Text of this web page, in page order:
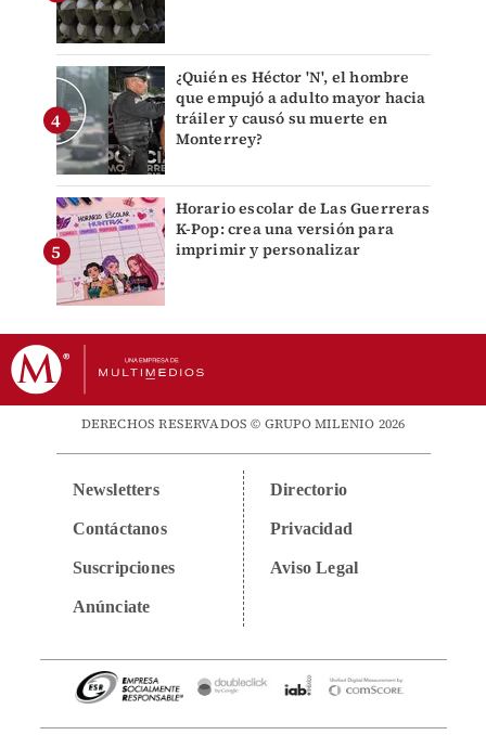
¿Quién es Héctor 'N', el hombre
que empujó a adulto mayor hacia
tráiler y causó su muerte en
Monterrey?
Horario escolar de Las Guerreras
K-Pop: crea una versión para
imprimir y personalizar
DERECHOS RESERVADOS © GRUPO MILENIO 2026
Newsletters
Contáctanos
Suscripciones
Anúnciate
Directorio
Privacidad
Aviso Legal